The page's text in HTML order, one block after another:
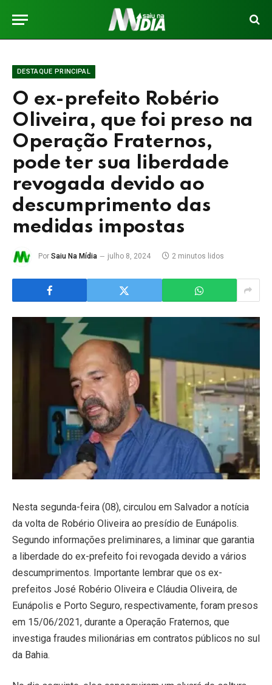
DESTAQUE PRINCIPAL
O ex-prefeito Robério
Oliveira, que foi preso na
Operação Fraternos,
pode ter sua liberdade
revogada devido ao
descumprimento das
medidas impostas
Por Saiu Na Mídia julho 8, 2024 2 minutos lidos
Nesta segunda-feira (08), circulou em Salvador a notícia
da volta de Robério Oliveira ao presídio de Eunápolis.
Segundo informações preliminares, a liminar que garantia
a liberdade do ex-prefeito foi revogada devido a vários
descumprimentos. Importante lembrar que os ex-
prefeitos José Robério Oliveira e Cláudia Oliveira, de
Eunápolis e Porto Seguro, respectivamente, foram presos
em 15/06/2021, durante a Operação Fraternos, que
investiga fraudes milionárias em contratos públicos no sul
da Bahia.